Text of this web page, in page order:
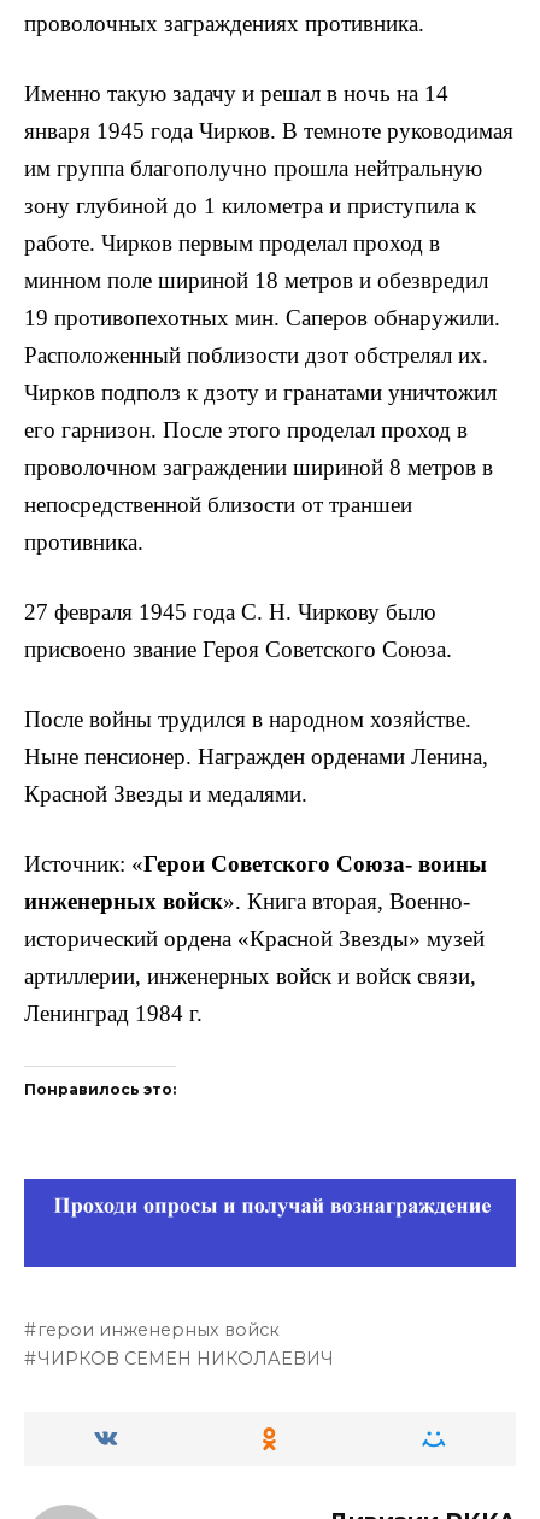
проволочных заграждениях противника.
Именно такую задачу и решал в ночь на 14
января 1945 года Чирков. В темноте руководимая
им группа благополучно прошла нейтральную
зону глубиной до 1 километра и приступила к
работе. Чирков первым проделал проход в
минном поле шириной 18 мет­ров и обезвредил
19 противопехотных мин. Саперов обнаружили.
Расположенный поблизости дзот обстрелял их.
Чирков подполз к дзоту и гранатами уничтожил
его гарнизон. После этого проде­лал проход в
проволочном заграждении шириной 8 метров в
непо­средственной близости от траншеи
противника.
27 февраля 1945 года С. Н. Чиркову было
присвоено звание Героя Советского Союза.
После войны трудился в народном хозяйстве.
Ныне пенсионер. Награжден орденами Ленина,
Красной Звезды и медалями.
Источник: «Герои Советского Союза- воины
инженер­ных войск». Книга вторая, Военно-
исторический ордена «Красной Звезды» музей
артиллерии, инженерных войск и войск связи,
Ленинград 1984 г.
Понравилось это:
герои инженерных войск
ЧИРКОВ СЕМЕН НИКОЛАЕВИЧ